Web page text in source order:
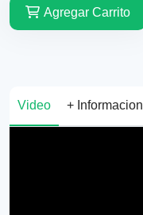
Agregar Carrito
Video + Informacion